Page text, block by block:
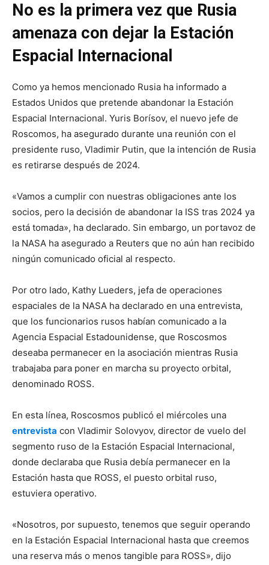
No es la primera vez que Rusia
amenaza con dejar la Estación
Espacial Internacional
Como ya hemos mencionado Rusia ha informado a
Estados Unidos que pretende abandonar la Estación
Espacial Internacional. Yuris Borísov, el nuevo jefe de
Roscomos, ha asegurado durante una reunión con el
presidente ruso, Vladimir Putin, que la intención de Rusia
es retirarse después de 2024.
«Vamos a cumplir con nuestras obligaciones ante los
socios, pero la decisión de abandonar la ISS tras 2024 ya
está tomada», ha declarado. Sin embargo, un portavoz de
la NASA ha asegurado a Reuters que no aún han recibido
ningún comunicado oficial al respecto.
Por otro lado, Kathy Lueders, jefa de operaciones
espaciales de la NASA ha declarado en una entrevista,
que los funcionarios rusos habían comunicado a la
Agencia Espacial Estadounidense, que Roscosmos
deseaba permanecer en la asociación mientras Rusia
trabajaba para poner en marcha su proyecto orbital,
denominado ROSS.
En esta línea, Roscosmos publicó el miércoles una
entrevista con Vladimir Solovyov, director de vuelo del
segmento ruso de la Estación Espacial Internacional,
donde declaraba que Rusia debía permanecer en la
Estación hasta que ROSS, el puesto orbital ruso,
estuviera operativo.
«Nosotros, por supuesto, tenemos que seguir operando
en la Estación Espacial Internacional hasta que creemos
una reserva más o menos tangible para ROSS», dijo